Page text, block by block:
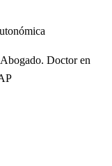
Doctor en